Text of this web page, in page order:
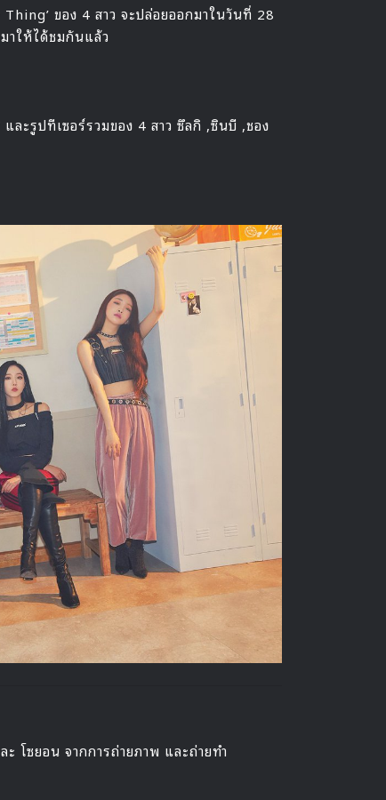
ของ 4 สาว จะปล่อยออกมาในวันที่ 28
าให้ได้ชมกันแล้ว
และรูปทีเซอร์รวมของ 4 สาว ซึลกิ ,ซินบี ,ชอง
โซยอน จากการถ่ายภาพ และถ่ายทำ